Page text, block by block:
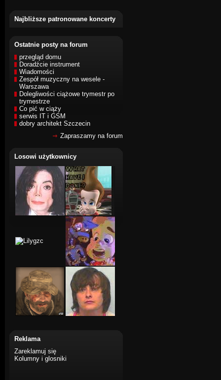
Najbliższe patronowane koncerty
Ostatnie posty na forum
przegląd domu
Doradźcie instrument
Wiadomości
Zespół muzyczny na wesele -
Warszawa
Dolegliwości ciążowe trymestr po
trymestrze
Co pić w ciąży
serwis IT i GSM
dobry architekt Szczecin
Zapraszamy na forum
Losowi użytkownicy
Reklama
Zareklamuj się
Kolumny i glosniki